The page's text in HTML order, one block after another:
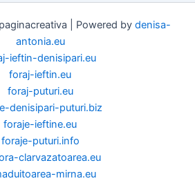
| Powered by denisa-
antonia.eu
ieftin-denisipari.eu
foraj-ieftin.eu
foraj-puturi.eu
denisipari-puturi.biz
foraje-ieftine.eu
foraje-puturi.info
clarvazatoarea.eu
mirna.eu